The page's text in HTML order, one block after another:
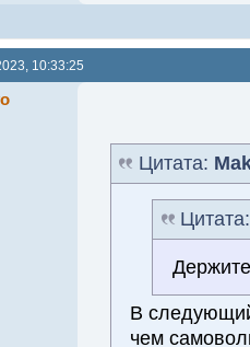
10:33:25
Цитата:
В
чем